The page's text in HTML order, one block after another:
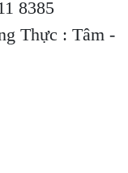
8385
Thực : Tâm -